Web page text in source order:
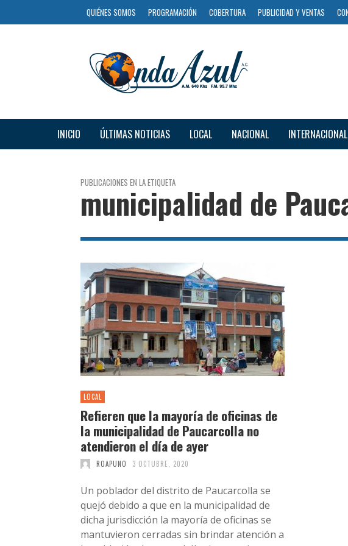
QUIÉNES SOMOS PROGRAMACIÓN COBERTURA PUBLICIDAD Y VENTAS
INICIO ÚLTIMAS NOTICIAS LOCAL NACIONAL INTERNACIONAL
PUBLICACIONES EN LA ETIQUETA
municipalidad de
LOCAL
Refieren que la mayoría de oficinas de
la municipalidad de Paucarcolla no
atendieron el día de ayer
ROAPUNO 3 OCTUBRE, 2020
Un poblador del distrito de Paucarcolla se
quejó debido a que en la municipalidad de
dicha jurisdicción la mayoría de oficinas se
mantuvieron cerradas sin brindar atención a